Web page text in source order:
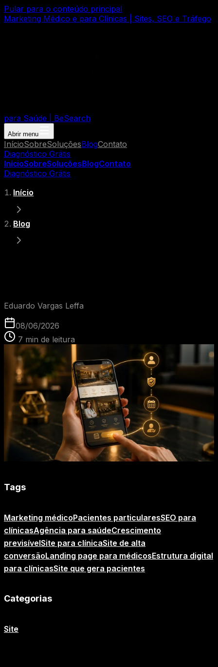
Pular para o conteúdo principal
Marketing Médico e para Clínicas | Sites, SEO e Tráfego
para Saúde | BeSearch
Abrir menu
InícioSobreSoluçõesBlogContato
Diagnóstico Grátis
InícioSobreSoluçõesBlogContato
Diagnóstico Grátis
Início
Blog
Eduardo Vargas Leffa
08/06/2026
7 min de leitura
Tags
Marketing médicoPacientes particularesSEO para
clínicasAgência para saúdeCrescimento
previsívelSite para clínicaSite de alta
conversãoLanding page para médicosEstrutura digital
para clínicasSite que gera pacientes
Categorias
Site